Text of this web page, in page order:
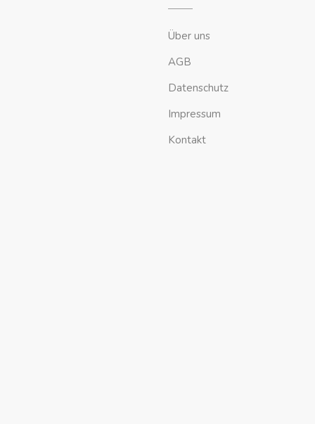
Über uns
AGB
Datenschutz
Impressum
Kontakt